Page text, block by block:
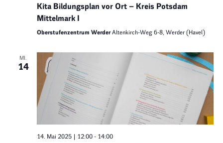
Kita Bildungsplan vor Ort – Kreis Potsdam
Mittelmark I
Oberstufenzentrum WerderAltenkirch-Weg 6-8, Werder (Havel)
MI.
14
14. Mai 2025 | 12:00- 14:00